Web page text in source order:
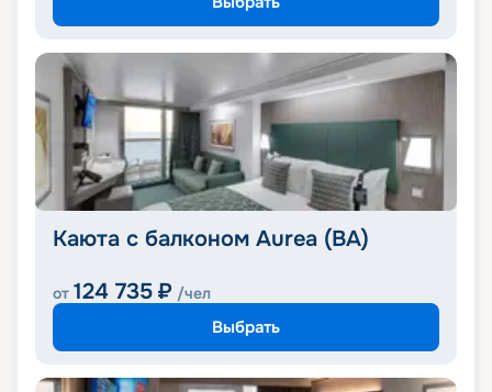
Каюта с балконом Aurea (BA)
от 124 735 ₽ /чел
Выбрать